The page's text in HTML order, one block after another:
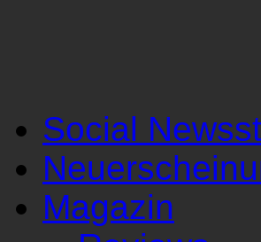
Social
Magazin